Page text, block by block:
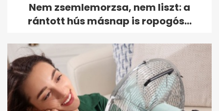
Nem zsemlemorzsa, nem liszt: a
rántott hús másnap is ropogós...